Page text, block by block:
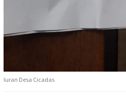
Iuran Desa Cicadas